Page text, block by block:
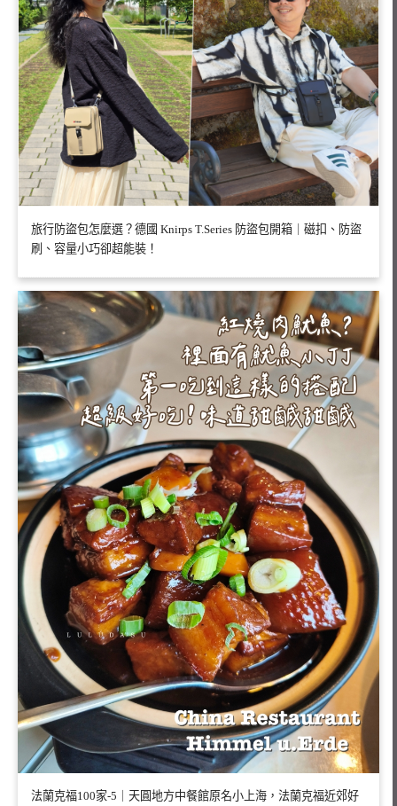
旅行防盜包怎麼選？德國 Knirps T.Series 防盜包開箱｜磁扣、防盜
刷、容量小巧卻超能裝！
法蘭克福100家-5｜天圓地方中餐館原名小上海，法蘭克福近郊好